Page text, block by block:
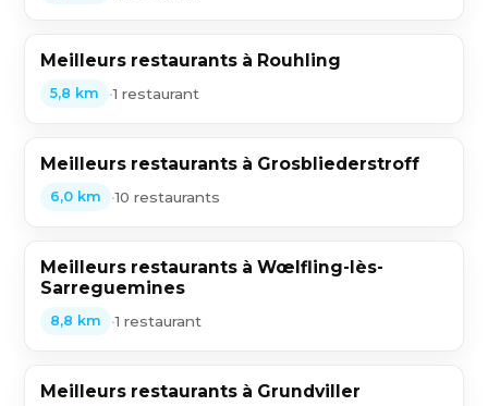
Meilleurs restaurants à Rouhling
5,8 km •1 restaurant
Meilleurs restaurants à Grosbliederstroff
6,0 km •10 restaurants
Meilleurs restaurants à Wœlfling-lès-
Sarreguemines
8,8 km •1 restaurant
Meilleurs restaurants à Grundviller